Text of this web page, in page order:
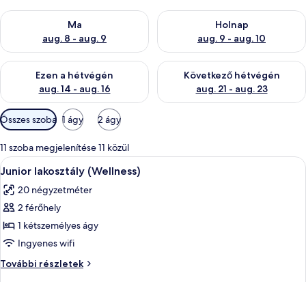
Ma
aug. 8 - aug. 9
A ma esti rendelkezésre állás ellenőrzése: aug. 8 - aug. 9
Holnap
aug. 9 - aug. 10
A holnapi rendelkezésre állás
Ezen a hétvégén
aug. 14 - aug. 16
A mostani hétvégi rendelkezésre állás ellenőrzése: aug. 14 -
Következő hétvégén
aug. 21 - aug. 23
A következő hétvégi
Szobákhoz
rendelkezésre
álló
szűrők
Összes szoba 1 ágy 2 ágy
11 szoba megjelenítése 11 közül
A
következő
szoba
összes
képének
megtekintése:
Junior
lakosztály
Egy szállodai szoba, amelyben
3
Junior lakosztály (Wellness)
20 négyzetméter
2 férőhely
1 kétszemélyes ágy
Ingyenes wifi
További részletek
Junior